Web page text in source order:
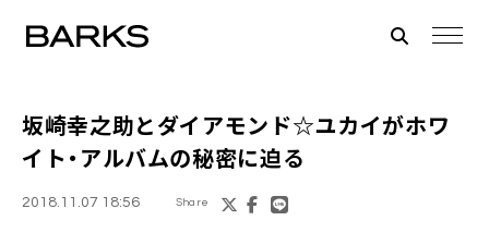
坂崎幸之助とダイアモンド☆ユカイがホワ
イト・アルバムの秘密に迫る
2018.11.07 18:56 Share